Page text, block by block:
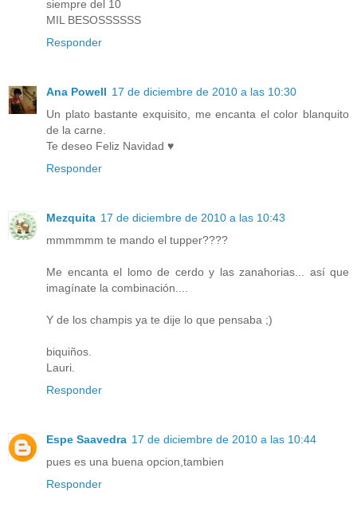
siempre del 10
MIL BESOSSSSSS
Responder
Ana Powell 17 de diciembre de 2010 a las 10:30
Un plato bastante exquisito, me encanta el color blanquito
de la carne.
Te deseo Feliz Navidad ♥
Responder
Mezquita 17 de diciembre de 2010 a las 10:43
mmmmmm te mando el tupper????
Me encanta el lomo de cerdo y las zanahorias... así que
imagínate la combinación....
Y de los champis ya te dije lo que pensaba ;)
biquiños.
Lauri.
Responder
Espe Saavedra 17 de diciembre de 2010 a las 10:44
pues es una buena opcion,tambien
Responder